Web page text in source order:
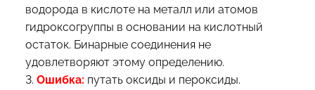
водорода в кислоте на металл или атомов
гидроксогруппы в основании на кислотный
остаток. Бинарные соединения не
удовлетворяют этому определению.
3. Ошибка: путать оксиды и пероксиды.